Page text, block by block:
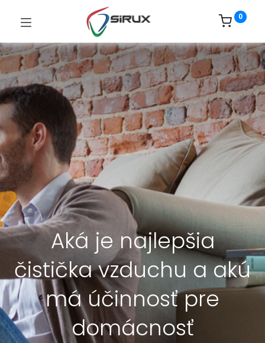
0
Aká je najlepšia
čistička vzduchu a akú
má účinnosť pre
domácnosť